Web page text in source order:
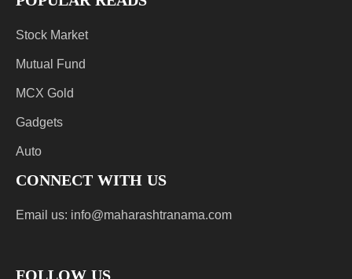
Stock Market
Mutual Fund
MCX Gold
Gadgets
Auto
CONNECT WITH US
Email us: info@maharashtranama.com